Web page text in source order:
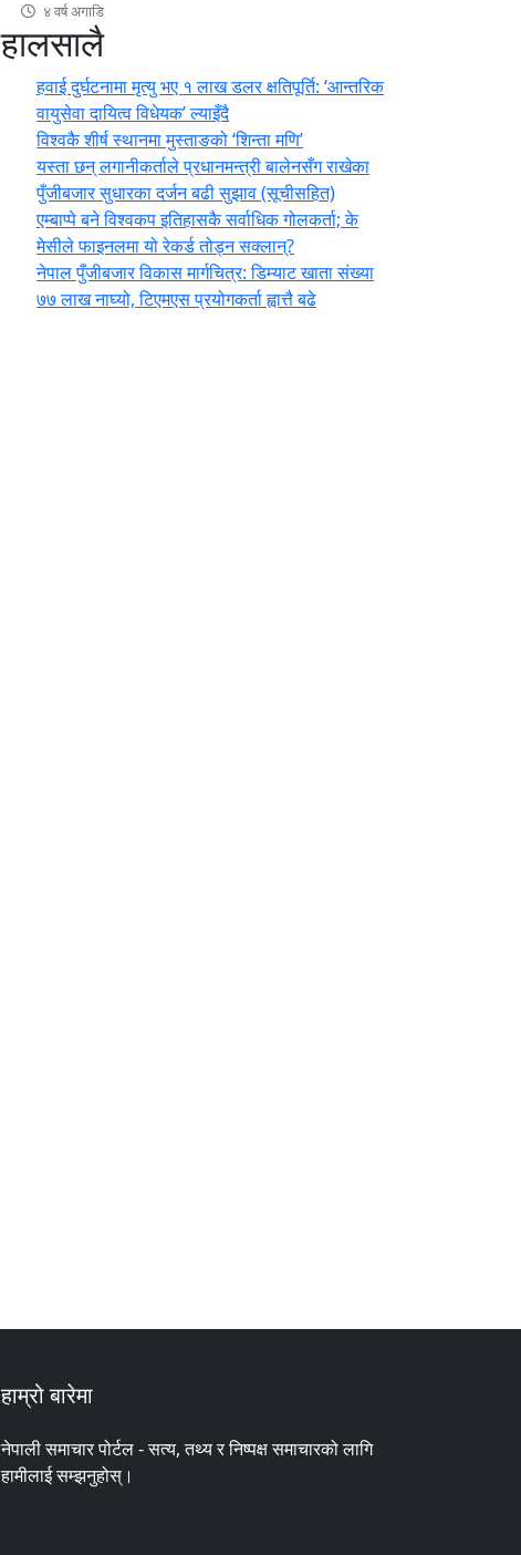
४ वर्ष अगाडि
हालसालै
हवाई दुर्घटनामा मृत्यु भए १ लाख डलर क्षतिपूर्ति: ‘आन्तरिक
वायुसेवा दायित्व विधेयक’ ल्याइँदै
विश्वकै शीर्ष स्थानमा मुस्ताङको ‘शिन्ता मणि’
यस्ता छन् लगानीकर्ताले प्रधानमन्त्री ‍बालेनसँग राखेका
पुँजीबजार सुधारका दर्जन बढी सुझाव (सूचीसहित)
एम्बाप्पे बने विश्वकप इतिहासकै सर्वाधिक गोलकर्ता; के
मेसीले फाइनलमा यो रेकर्ड तोड्न सक्लान्?
नेपाल पुँजीबजार विकास मार्गचित्र: डिम्याट खाता संख्या
७७ लाख नाघ्यो, टिएमएस प्रयोगकर्ता ह्वात्तै बढे
हाम्रो बारेमा
नेपाली समाचार पोर्टल - सत्य, तथ्य र निष्पक्ष समाचारको लागि
हामीलाई सम्झनुहोस्।